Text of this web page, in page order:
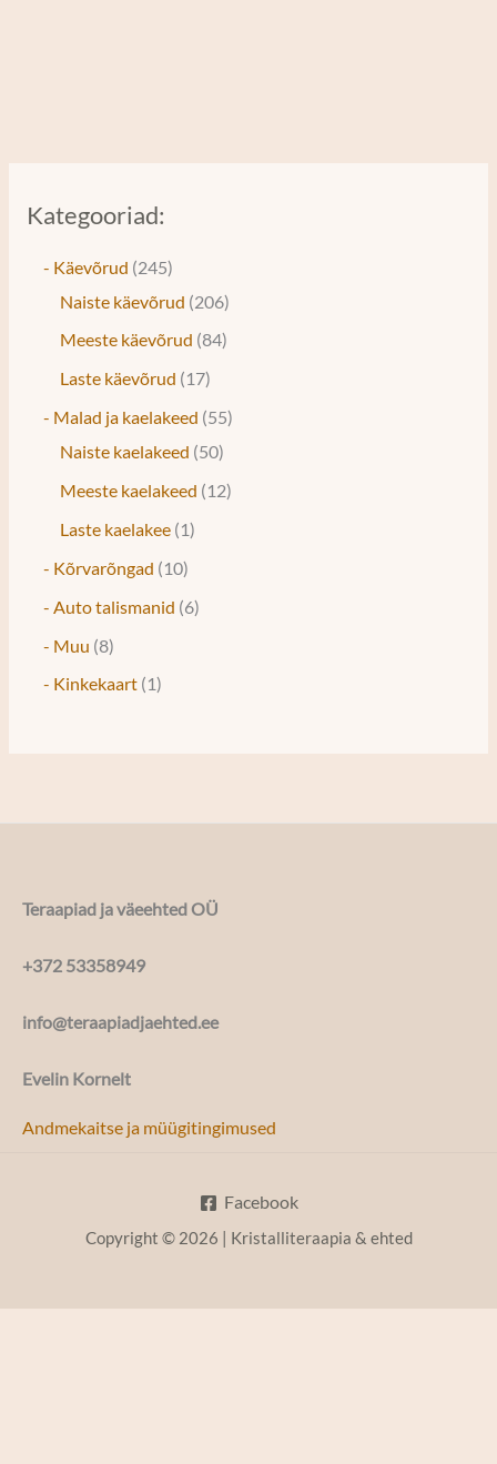
Kategooriad:
- Käevõrud 245
Naiste käevõrud 206
Meeste käevõrud 84
Laste käevõrud
17
- Malad ja kaelakeed 55
Naiste kaelakeed 50
Meeste kaelakeed
12
Laste kaelakee 1
- Kõrvarõngad
10
- Auto talismanid 6
- Muu 8
- Kinkekaart 1
Teraapiad ja väeehted OÜ
+372 53358949
info@teraapiadjaehted.ee
Evelin Kornelt
Andmekaitse ja müügitingimused
Facebook
Copyright © 2026 | Kristalliteraapia & ehted